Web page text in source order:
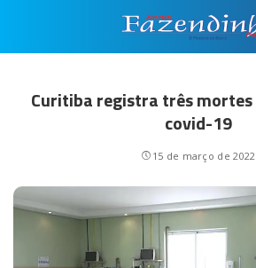
Curitiba registra três mortes
covid-19
15 de março de 2022